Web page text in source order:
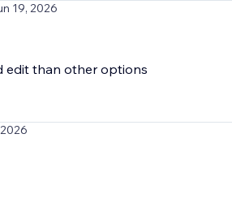
19, 2026
edit than other options